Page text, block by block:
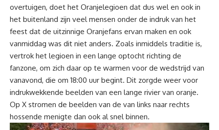
overtuigen, doet het Oranjelegioen dat dus wel en ook in
het buitenland zijn veel mensen onder de indruk van het
feest dat de uitzinnige Oranjefans ervan maken en ook
vanmiddag was dit niet anders. Zoals inmiddels traditie is,
vertrok het legioen in een lange optocht richting de
fanzone, om zich daar op te warmen voor de wedstrijd van
vanavond, die om 18:00 uur begint. Dit zorgde weer voor
indrukwekkende beelden van een lange rivier van oranje.
Op X stromen de beelden van de van links naar rechts
hossende menigte dan ook al snel binnen.